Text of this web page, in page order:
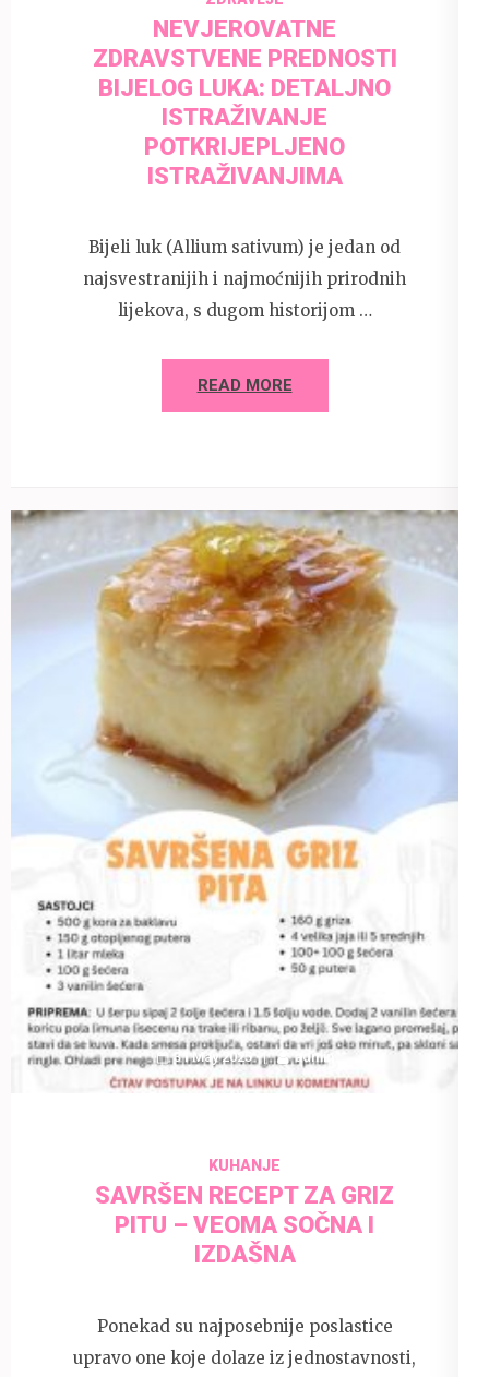
NEVJEROVATNE
ZDRAVSTVENE PREDNOSTI
BIJELOG LUKA: DETALJNO
ISTRAŽIVANJE
POTKRIJEPLJENO
ISTRAŽIVANJIMA
Bijeli luk (Allium sativum) je jedan od
najsvestranijih i najmoćnijih prirodnih
lijekova, s dugom historijom …
READ MORE
31 May 2025 admin
KUHANJE
SAVRŠEN RECEPT ZA GRIZ
PITU – VEOMA SOČNA I
IZDAŠNA
Ponekad su najposebnije poslastice
upravo one koje dolaze iz jednostavnosti,